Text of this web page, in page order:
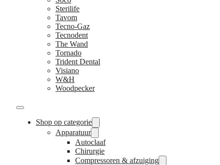
Sterilife
Tavom
Tecno-Gaz
Tecnodent
The Wand
Tornado
Trident Dental
Visiano
W&H
Woodpecker
Shop op categorie
Apparatuur
Autoclaaf
Chirurgie
Compressoren & afzuiging